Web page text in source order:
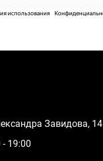
Завидова, 14
19:00